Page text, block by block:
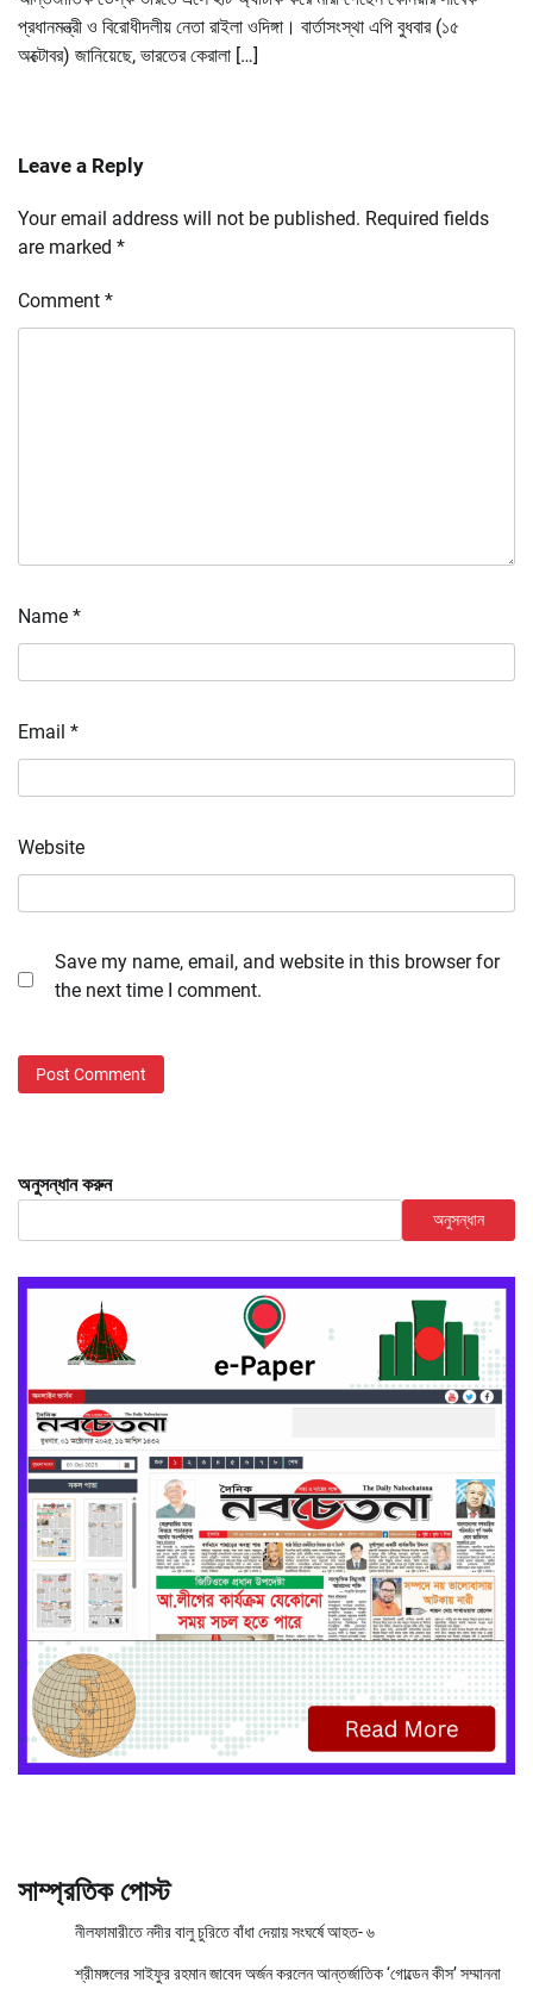
প্রধানমন্ত্রী ও বিরোধীদলীয় নেতা রাইলা ওদিঙ্গা। বার্তাসংস্থা এপি বুধবার (১৫
অক্টোবর) জানিয়েছে, ভারতের কেরালা […]
Leave a Reply
Your email address will not be published. Required fields
are marked *
Comment *
Name *
Email *
Website
Save my name, email, and website in this browser for
the next time I comment.
অনুসন্ধান করুন
অনুসন্ধান
সাম্প্রতিক পোস্ট
নীলফামারীতে নদীর বালু চুরিতে বাঁধা দেয়ায় সংঘর্ষে আহত- ৬
শ্রীমঙ্গলের সাইফুর রহমান জাবেদ অর্জন করলেন আন্তর্জাতিক ‘গোল্ডেন কীস’ সম্মাননা